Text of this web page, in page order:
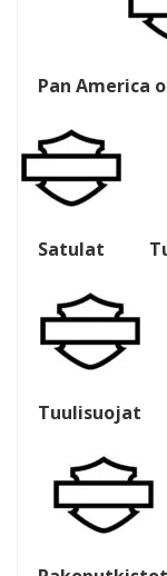
Pan America
Satulat
Tuulisuojat